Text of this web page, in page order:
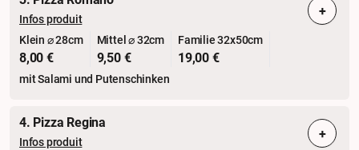
Infos produit
Klein ⌀ 28cm
8,00 €
Mittel ⌀ 32cm
9,50 €
Familie 32x50cm
19,00 €
mit Salami und Putenschinken
+
4. Pizza Regina
Infos produit
+